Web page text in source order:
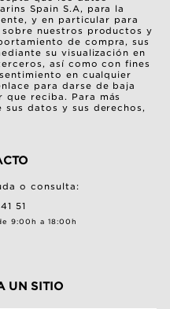
Spain S.A, para la
y en particular para
nuestros productos y
de compra, sus
su visualización en
así como con fines
en cualquier
para darse de baja
reciba. Para más
datos y sus derechos,
o consulta:
51
9:00h a 18:00h
UN SITIO